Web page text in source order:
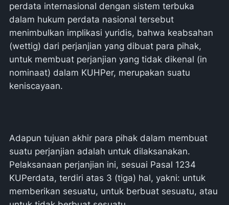
perdata internasional dengan sistem terbuka
dalam hukum perdata nasional tersebut
menimbulkan implikasi yuridis, bahwa keabsahan
(wettig) dari perjanjian yang dibuat para pihak,
untuk membuat perjanjian yang tidak dikenal (in
nominaat) dalam KUHPer, merupakan suatu
keniscayaan.
Adapun tujuan akhir para pihak dalam membuat
suatu perjanjian adalah untuk dilaksanakan.
Pelaksanaan perjanjian ini, sesuai Pasal 1234
KUPerdata, terdiri atas 3 (tiga) hal, yakni: untuk
memberikan sesuatu, untuk berbuat sesuatu, atau